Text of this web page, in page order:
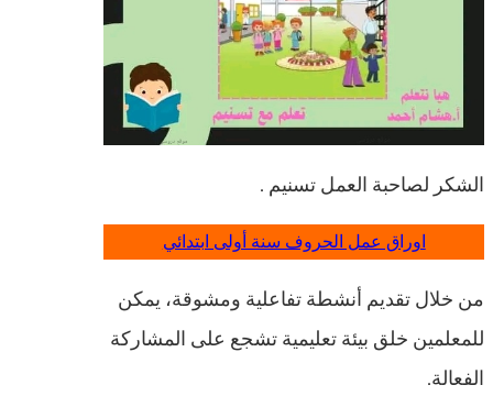
الشكر لصاحبة العمل تسنيم .
اوراق عمل الحروف سنة أولى ابتدائي
من خلال تقديم أنشطة تفاعلية ومشوقة، يمكن
للمعلمين خلق بيئة تعليمية تشجع على المشاركة
الفعالة.